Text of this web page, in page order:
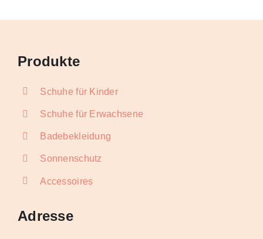
Produkte
Schuhe für Kinder
Schuhe für Erwachsene
Badebekleidung
Sonnenschutz
Accessoires
Adresse